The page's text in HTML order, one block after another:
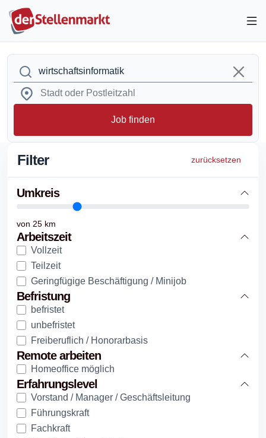
Job finden
Filter zurücksetzen
Umkreis
von 25 km
Arbeitszeit
Vollzeit
Teilzeit
Geringfügige Beschäftigung / Minijob
Befristung
befristet
unbefristet
Freiberuflich / Honorarbasis
Remote arbeiten
Homeoffice möglich
Erfahrungslevel
Vorstand / Manager / Geschäftsleitung
Führungskraft
Fachkraft